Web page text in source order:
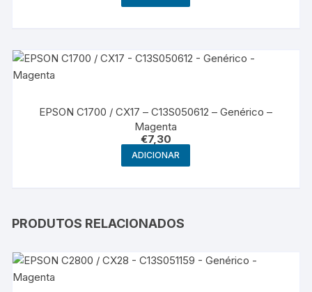
EPSON C1700 / CX17 – C13S050612 – Genérico –
Magenta
€7,30
ADICIONAR
PRODUTOS RELACIONADOS